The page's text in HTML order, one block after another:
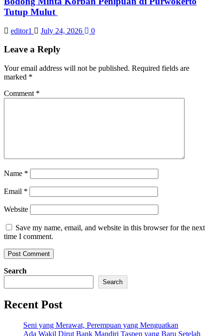
Tutup Mulut
editor1 July 24, 2026 0
Leave a Reply
Your email address will not be published. Required fields are
marked *
Comment *
Name *
Email *
Website
Save my name, email, and website in this browser for the next
time I comment.
Search
Search
Recent Post
Seni yang Merawat, Perempuan yang Menguatkan
Ada Wakil Dirut Bank Mandiri Taspen yang Baru Setelah